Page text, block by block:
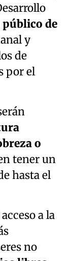
público de
y
de
por el
o
tener un
hasta el
a la
no